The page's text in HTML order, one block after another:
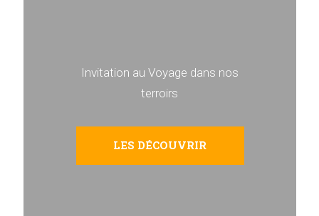
Invitation au Voyage dans nos
terroirs
LES DÉCOUVRIR